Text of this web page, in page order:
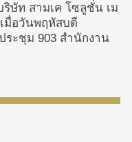
ษัท สามเค โซลูชั่น เม
มื่อวันพฤหัสบดี
ะชุม 903 สำนักงาน